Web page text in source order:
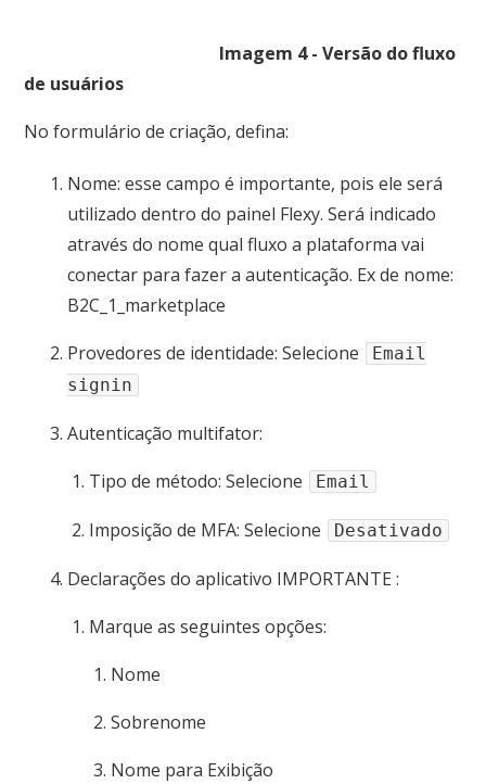
Imagem 4 - Versão do fluxo
de usuários
No formulário de criação, defina:
Nome: esse campo é importante, pois ele será
utilizado dentro do painel Flexy. Será indicado
através do nome qual fluxo a plataforma vai
conectar para fazer a autenticação. Ex de nome:
B2C_1_marketplace
Provedores de identidade: Selecione
Email
signin
Autenticação multifator:
Tipo de método: Selecione
Email
Imposição de MFA: Selecione Desativado
Declarações do aplicativo IMPORTANTE :
Marque as seguintes opções:
Nome
Sobrenome
Nome para Exibição